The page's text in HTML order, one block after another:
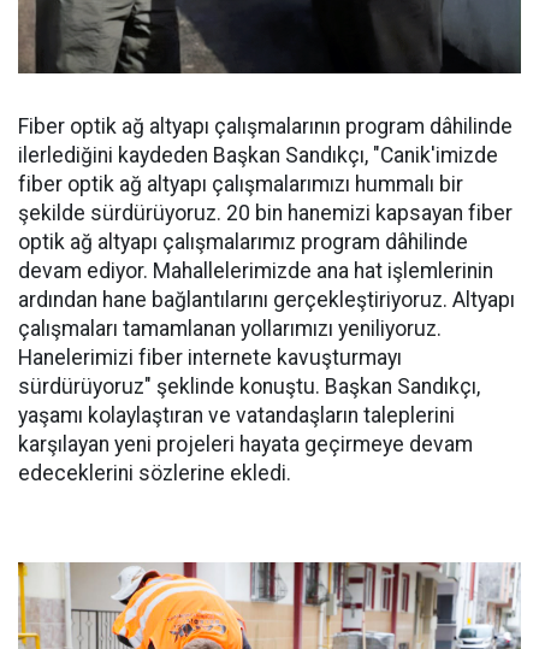
Fiber optik ağ altyapı çalışmalarının program dâhilinde
ilerlediğini kaydeden Başkan Sandıkçı, "Canik'imizde
fiber optik ağ altyapı çalışmalarımızı hummalı bir
şekilde sürdürüyoruz. 20 bin hanemizi kapsayan fiber
optik ağ altyapı çalışmalarımız program dâhilinde
devam ediyor. Mahallelerimizde ana hat işlemlerinin
ardından hane bağlantılarını gerçekleştiriyoruz. Altyapı
çalışmaları tamamlanan yollarımızı yeniliyoruz.
Hanelerimizi fiber internete kavuşturmayı
sürdürüyoruz" şeklinde konuştu. Başkan Sandıkçı,
yaşamı kolaylaştıran ve vatandaşların taleplerini
karşılayan yeni projeleri hayata geçirmeye devam
edeceklerini sözlerine ekledi.